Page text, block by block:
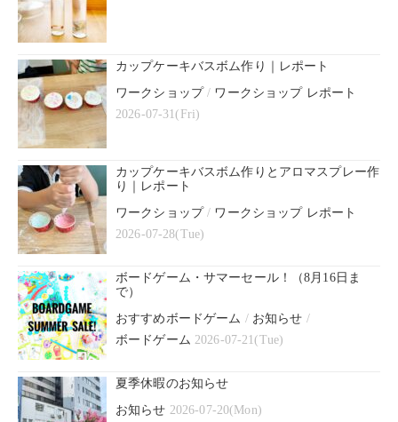
カップケーキバスボム作り｜レポート
ワークショップ/ ワークショップ レポート
2026-07-31(Fri)
カップケーキバスボム作りとアロマスプレー作
り｜レポート
ワークショップ/ ワークショップ レポート
2026-07-28(Tue)
ボードゲーム・サマーセール！（8月16日ま
で）
おすすめボードゲーム / お知らせ /
ボードゲーム 2026-07-21(Tue)
夏季休暇のお知らせ
お知らせ 2026-07-20(Mon)